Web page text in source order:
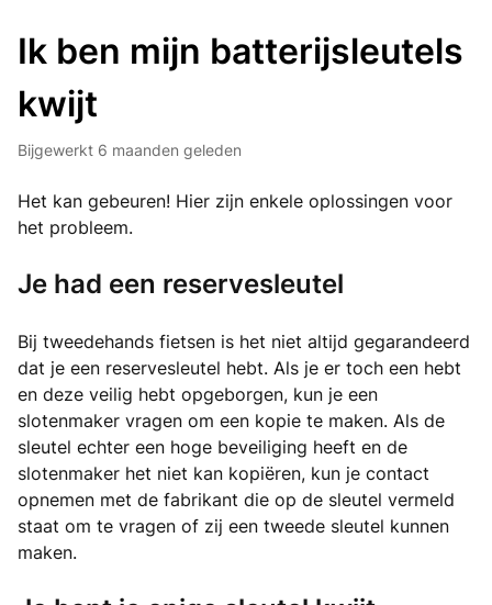
Ik ben mijn batterijsleutels
kwijt
Bijgewerkt 6 maanden geleden
Het kan gebeuren! Hier zijn enkele oplossingen voor
het probleem.
Je had een reservesleutel
Bij tweedehands fietsen is het niet altijd gegarandeerd
dat je een reservesleutel hebt. Als je er toch een hebt
en deze veilig hebt opgeborgen, kun je een
slotenmaker vragen om een kopie te maken. Als de
sleutel echter een hoge beveiliging heeft en de
slotenmaker het niet kan kopiëren, kun je contact
opnemen met de fabrikant die op de sleutel vermeld
staat om te vragen of zij een tweede sleutel kunnen
maken.